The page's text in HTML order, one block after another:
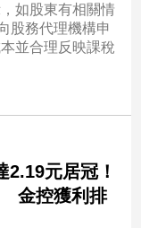
如股東有相關情
股務代理機構申
並合理反映課稅
2.19元居冠！
金控獲利排